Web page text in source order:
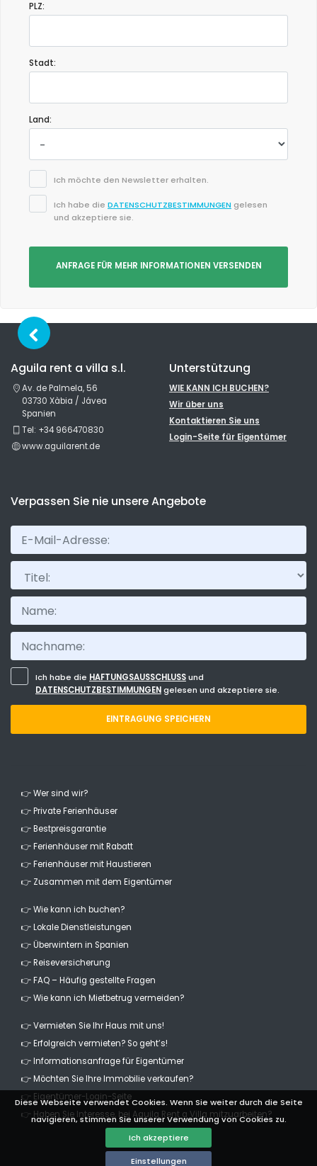
Diese Webseite verwendet Cookies. Wenn Sie weiter durch die Seite
navigieren, stimmen Sie unserer Verwendung von Cookies zu.
Ich akzeptiere
Einstellungen
PLZ:
Stadt:
Land:
Ich möchte den Newsletter erhalten.
Ich habe die DATENSCHUTZBESTIMMUNGEN gelesen
und akzeptiere sie.
ANFRAGE FÜR MEHR INFORMATIONEN VERSENDEN
Aguila rent a villa s.l.
Av. de Palmela, 56
03730 Xàbia / Jávea
Spanien
Tel: +34 966470830
www.aguilarent.de
Unterstützung
WIE KANN ICH BUCHEN?
Wir über uns
Kontaktieren Sie uns
Login-Seite für Eigentümer
Verpassen Sie nie unsere Angebote
Titel:
Ich habe die HAFTUNGSAUSSCHLUSSund
DATENSCHUTZBESTIMMUNGENgelesen und akzeptiere sie.
EINTRAGUNG SPEICHERN
👉 Wer sind wir?
👉 Private Ferienhäuser
👉 Bestpreisgarantie
👉 Ferienhäuser mit Rabatt
👉 Ferienhäuser mit Haustieren
👉 Zusammen mit dem Eigentümer
👉 Wie kann ich buchen?
👉 Lokale Dienstleistungen
👉 Überwintern in Spanien
👉 Reiseversicherung
👉 FAQ – Häufig gestellte Fragen
👉 Wie kann ich Mietbetrug vermeiden?
👉 Vermieten Sie Ihr Haus mit uns!
👉 Erfolgreich vermieten? So geht’s!
👉 Informationsanfrage für Eigentümer
👉 Möchten Sie Ihre Immobilie verkaufen?
👉 Eigentümer-Login-Seite
👉 Haben Sie Interesse, bei Aguila Rent a Villa mitzuarbeiten?